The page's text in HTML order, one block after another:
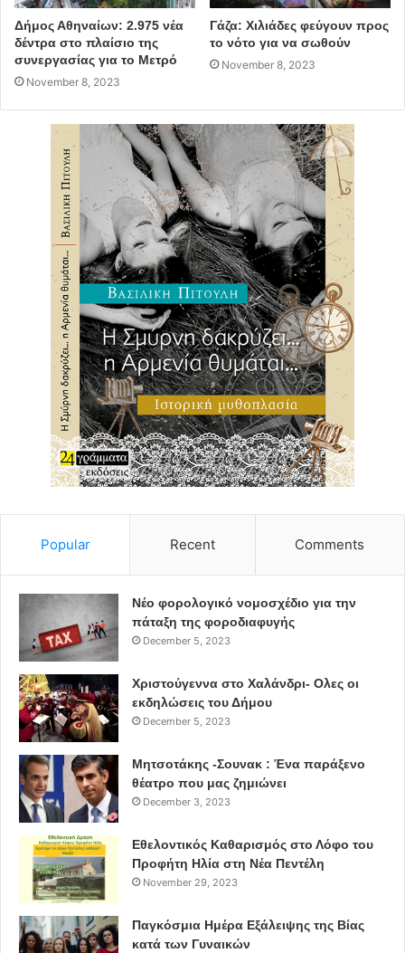
υδάτινοι πόροι 18 (81,7).
Πηγή: ΑΠΕ – ΜΠΕ
κατάταξη ελλάδα
Παγκόσμια Ημέρα Περιβάλλοντος
Δήμος Αθηναίων: 2.975 νέα
δέντρα στο πλαίσιο της
συνεργασίας για το Μετρό
November 8, 2023
Γάζα: Χιλιάδες φεύγουν προς
το νότο για να σωθούν
November 8, 2023
Popular Recent Comments
Νέο φορολογικό νομοσχέδιο για την
πάταξη της φοροδιαφυγής
December 5, 2023
Χριστούγεννα στο Χαλάνδρι- Ολες οι
εκδηλώσεις του Δήμου
December 5, 2023
Μητσοτάκης -Σουνακ : Ένα παράξενο
θέατρο που μας ζημιώνει
December 3, 2023
Εθελοντικός Καθαρισμός στο Λόφο του
Προφήτη Ηλία στη Νέα Πεντέλη
November 29, 2023
Παγκόσμια Ημέρα Εξάλειψης της Βίας
κατά των Γυναικών